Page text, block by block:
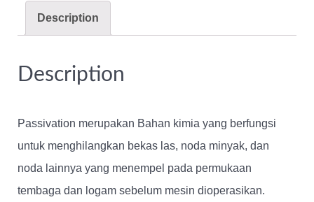
Description
Description
Passivation merupakan Bahan kimia yang berfungsi
untuk menghilangkan bekas las, noda minyak, dan
noda lainnya yang menempel pada permukaan
tembaga dan logam sebelum mesin dioperasikan.